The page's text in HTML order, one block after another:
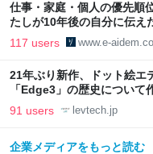
仕事・家庭・個人の優先順
たしが10年後の自分に伝え
117 users www.e-
21年ぶり新作、ドット絵エ
「Edge3」の歴史について
LAB
91 users levtech.jp
企業メディアをもっと読む